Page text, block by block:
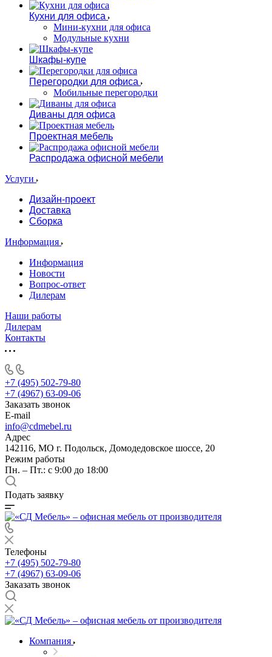
Кухни для офиса
Мини-кухни для офиса
Модульные кухни
Шкафы-купе
Перегородки для офиса
Мобильные перегородки
Диваны для офиса
Проектная мебель
Распродажа офисной мебели
Услуги
Дизайн-проект
Доставка
Сборка
Информация
Информация
Новости
Вопрос-ответ
Дилерам
Наши работы
Дилерам
Контакты
+7 (495) 502-79-80
+7 (4967) 63-09-06
Заказать звонок
E-mail
info@cdmebel.ru
Адрес
142116, МО г. Подольск, Домодедовское шоссе, 20
Режим работы
Пн. – Пт.: с 9:00 до 18:00
Подать заявку
Телефоны
+7 (495) 502-79-80
+7 (4967) 63-09-06
Заказать звонок
Компания